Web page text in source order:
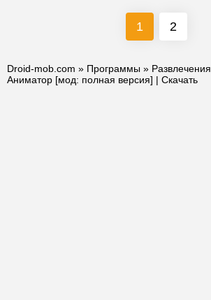
1 2
Droid-mob.com » Программы » Развлечения
Аниматор [мод: полная версия] | Скачать